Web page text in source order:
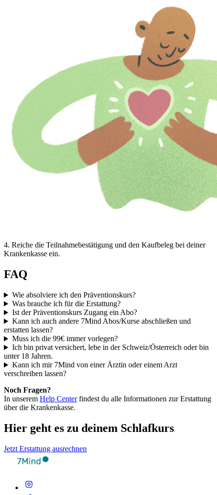
4. Reiche die Teilnahmebestätigung und den Kaufbeleg bei deiner
Krankenkasse ein.
FAQ
Wie absolviere ich den Präventionskurs?
Was brauche ich für die Erstattung?
Ist der Präventionskurs Zugang ein Abo?
Kann ich auch andere 7Mind Abos/Kurse abschließen und
erstatten lassen?
Muss ich die 99€ immer vorlegen?
Ich bin privat versichert, lebe in der Schweiz/Österreich oder bin
unter 18 Jahren.
Kann ich mir 7Mind von einer Ärztin oder einem Arzt
verschreiben lassen?
Noch Fragen?
In unserem Help Centerfindest du alle Informationen zur Erstattung
über die Krankenkasse.
Hier geht es zu deinem Schlafkurs
Jetzt Erstattung ausrechnen